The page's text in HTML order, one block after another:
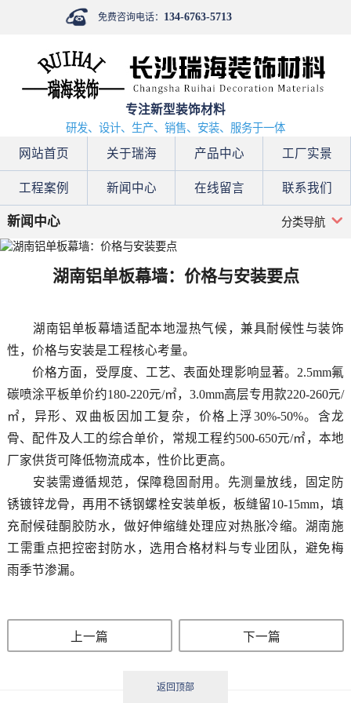
免费咨询电话： 134-6763-5713
专注新型装饰材料
研发、设计、生产、销售、安装、服务于一体
网站首页 关于瑞海 产品中心 工厂实景
工程案例 新闻中心 在线留言 联系我们
新闻中心 分类导航
湖南铝单板幕墙：价格与安装要点
湖南铝单板幕墙适配本地湿热气候，兼具耐候性与装饰
性，价格与安装是工程核心考量。
价格方面，受厚度、工艺、表面处理影响显著。2.5mm氟
碳喷涂平板单价约180-220元/㎡，3.0mm高层专用款220-260元/
㎡，异形、双曲板因加工复杂，价格上浮30%-50%。含龙
骨、配件及人工的综合单价，常规工程约500-650元/㎡，本地
厂家供货可降低物流成本，性价比更高。
安装需遵循规范，保障稳固耐用。先测量放线，固定防
锈镀锌龙骨，再用不锈钢螺栓安装单板，板缝留10-15mm，填
充耐候硅酮胶防水，做好伸缩缝处理应对热胀冷缩。湖南施
工需重点把控密封防水，选用合格材料与专业团队，避免梅
雨季节渗漏。
上一篇 下一篇
返回顶部